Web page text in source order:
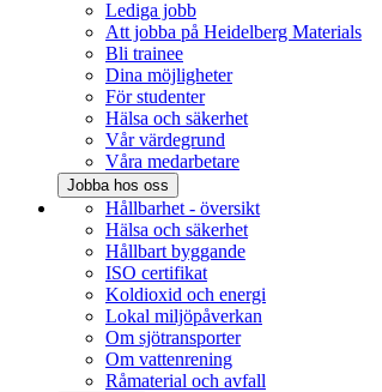
Lediga jobb
Att jobba på Heidelberg Materials
Bli trainee
Dina möjligheter
För studenter
Hälsa och säkerhet
Vår värdegrund
Våra medarbetare
Jobba hos oss
Hållbarhet - översikt
Hälsa och säkerhet
Hållbart byggande
ISO certifikat
Koldioxid och energi
Lokal miljöpåverkan
Om sjötransporter
Om vattenrening
Råmaterial och avfall